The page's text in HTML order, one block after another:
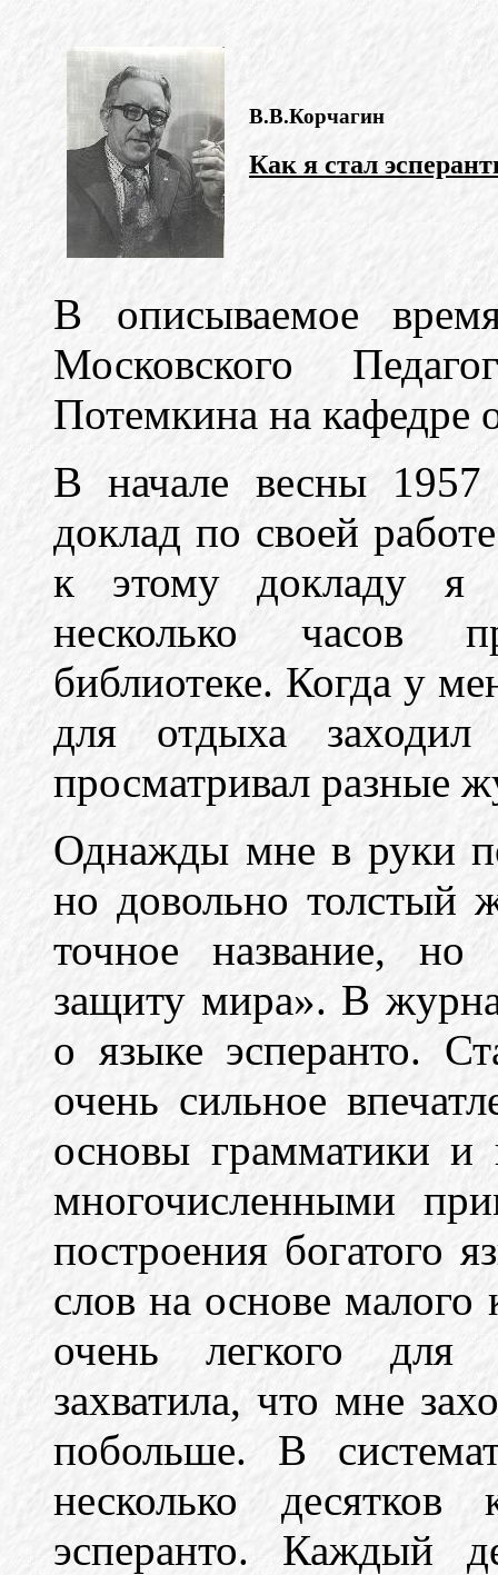
В.В.Корчагин
Как я стал
В описываемое
Московского
Потемкина на кафедре
В начале весны
доклад по своей
к этому докладу я
несколько часов
библиотеке. Когда у
для отдыха
просматривал разные
Однажды мне в руки
но довольно толстый
точное название,
защиту мира». В
о языке эсперанто.
очень сильное
основы грамматики и
многочисленными
построения богатого
слов на основе малого
очень легкого для
захватила, что мне
побольше. В
несколько
эсперанто. Каждый